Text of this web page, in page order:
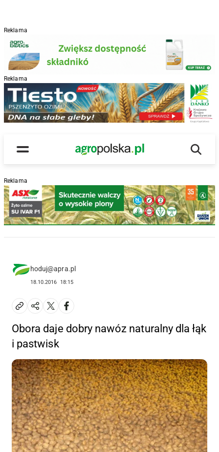
Reklama
Reklama
Menu
Main Logo
Reklama
hoduj@apra.pl
18.10.2016 18:15
Obora daje dobry nawóz naturalny dla łąk
i pastwisk